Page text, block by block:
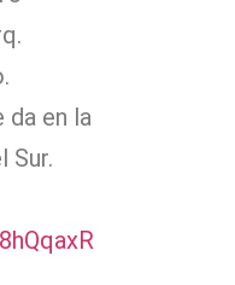
da en la
Sur.